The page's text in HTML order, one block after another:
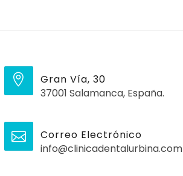
Gran Vía, 30
37001 Salamanca, España.
Correo Electrónico
info@clinicadentalurbina.com